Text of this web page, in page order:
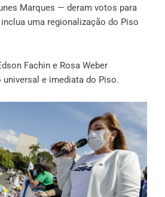
Marques — deram votos para
uma regionalização do Piso
Fachin e Rosa Weber
e imediata do Piso.